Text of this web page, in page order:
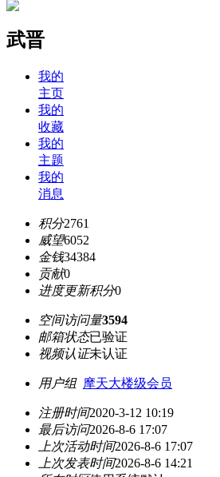
武晋
我的
主页
我的
收藏
我的
主题
我的
消息
积分2761
威望6052
金钱34384
贡献0
进度更新积分0
空间访问量3594
邮箱状态已验证
视频认证未认证
用户组 摩天大楼级会员
注册时间2020-3-12 10:19
最后访问2026-8-6 17:07
上次活动时间2026-8-6 17:07
上次发表时间2026-8-6 14:21